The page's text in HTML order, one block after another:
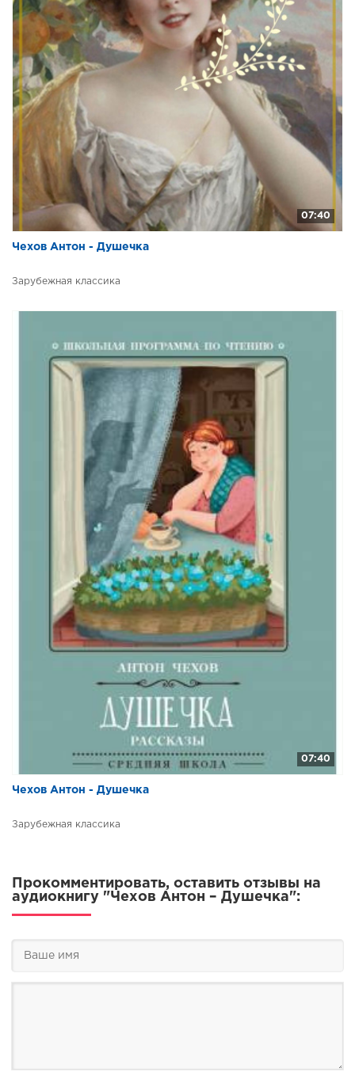
07:40
Чехов Антон - Душечка
Зарубежная классика
07:40
Чехов Антон - Душечка
Зарубежная классика
Прокомментировать, оставить отзывы на
аудиокнигу "Чехов Антон – Душечка":